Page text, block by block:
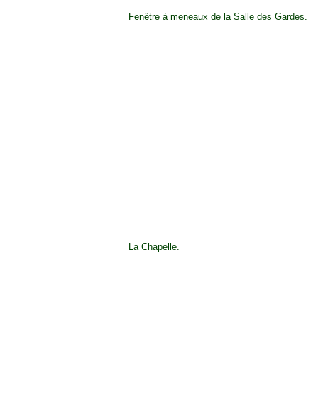
Fenêtre à meneaux de la Salle des Gardes.
La Chapelle.